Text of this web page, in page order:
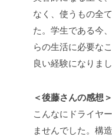
なく、使うもの全
た。学生である今
らの生活に必要な
良い経験になりま
＜後藤さんの感想＞
こんなにドライヤ
ませんでした。構